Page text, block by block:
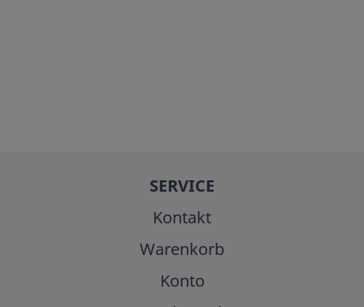
SERVICE
Kontakt
Warenkorb
Konto